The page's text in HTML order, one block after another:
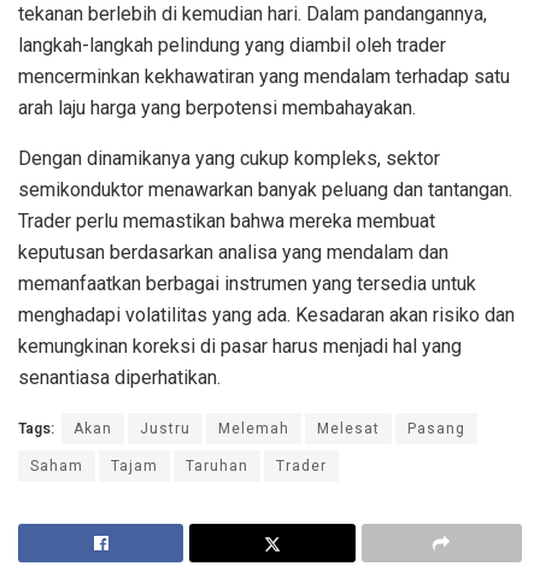
tekanan berlebih di kemudian hari. Dalam pandangannya,
langkah-langkah pelindung yang diambil oleh trader
mencerminkan kekhawatiran yang mendalam terhadap satu
arah laju harga yang berpotensi membahayakan.
Dengan dinamikanya yang cukup kompleks, sektor
semikonduktor menawarkan banyak peluang dan tantangan.
Trader perlu memastikan bahwa mereka membuat
keputusan berdasarkan analisa yang mendalam dan
memanfaatkan berbagai instrumen yang tersedia untuk
menghadapi volatilitas yang ada. Kesadaran akan risiko dan
kemungkinan koreksi di pasar harus menjadi hal yang
senantiasa diperhatikan.
Tags: Akan Justru Melemah Melesat
Pasang
Saham
Tajam Taruhan Trader